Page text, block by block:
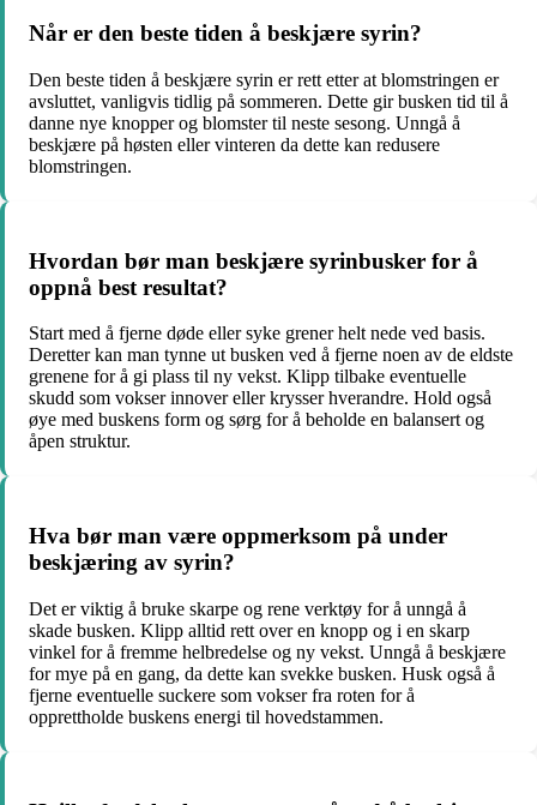
Når er den beste tiden å beskjære syrin?
Den beste tiden å beskjære syrin er rett etter at blomstringen er
avsluttet, vanligvis tidlig på sommeren. Dette gir busken tid til å
danne nye knopper og blomster til neste sesong. Unngå å
beskjære på høsten eller vinteren da dette kan redusere
blomstringen.
Hvordan bør man beskjære syrinbusker for å
oppnå best resultat?
Start med å fjerne døde eller syke grener helt nede ved basis.
Deretter kan man tynne ut busken ved å fjerne noen av de eldste
grenene for å gi plass til ny vekst. Klipp tilbake eventuelle
skudd som vokser innover eller krysser hverandre. Hold også
øye med buskens form og sørg for å beholde en balansert og
åpen struktur.
Hva bør man være oppmerksom på under
beskjæring av syrin?
Det er viktig å bruke skarpe og rene verktøy for å unngå å
skade busken. Klipp alltid rett over en knopp og i en skarp
vinkel for å fremme helbredelse og ny vekst. Unngå å beskjære
for mye på en gang, da dette kan svekke busken. Husk også å
fjerne eventuelle suckere som vokser fra roten for å
opprettholde buskens energi til hovedstammen.